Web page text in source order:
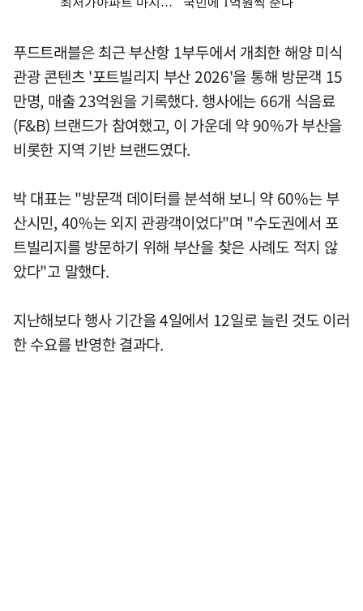
푸드트래블은 최근 부산항 1부두에서 개최한 해양 미식
관광 콘텐츠 '포트빌리지 부산 2026'을 통해 방문객 15
만명, 매출 23억원을 기록했다. 행사에는 66개 식음료
(F&B) 브랜드가 참여했고, 이 가운데 약 90%가 부산을
비롯한 지역 기반 브랜드였다.
박 대표는 "방문객 데이터를 분석해 보니 약 60%는 부
산시민, 40%는 외지 관광객이었다"며 "수도권에서 포
트빌리지를 방문하기 위해 부산을 찾은 사례도 적지 않
았다"고 말했다.
지난해보다 행사 기간을 4일에서 12일로 늘린 것도 이러
한 수요를 반영한 결과다.